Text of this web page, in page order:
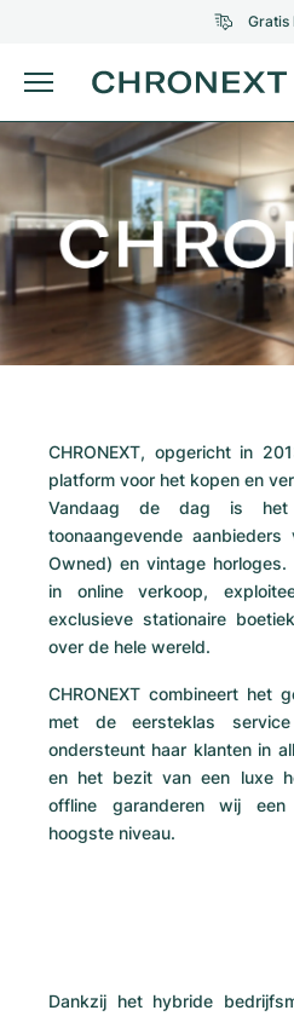
Gratis
Menu
Horloge kopen
GESELECTEERDE MERKEN
Alle Rolex modellen
Air-King
Cellini
Datejust
Datejust II
Day-Date
GMT-Master
Omega
Seamaster
De Ville
Constellation
Speedmaster
Alle Patek Philippe modellen
Top modellen
Aquanaut
Grand Complications
Calatrava
Golden Ellipse
Alle Audemars Piguet modellen
Top modellen
Royal Oak Offshore
Jules Audemars
Millenary
Alle Cartier modellen
Top modellen
Santos
Ballon Bleu
Calibre
Breitling
Alle Breitling modellen
Top modellen
Navitimer
Superocean
Avenger
Tudor
Alle Tudor modellen
Top modellen
Black Bay
Dameshorloges
TAG Heuer
Alle TAG Heuer modellen
Top modellen
Monaco
IWC
Alle IWC modellen
Pilot's Watch
Hublot
Big Bang
Categorieën
Alle luxe merken
Herenhorloges
Horloges tweedehands
Horloge verkopen
Juwelen
GESELECTEERDE MERKEN
Tiffany
Van Cleef & Arpels
Bvlgari
Alle armbanden
Sale
CHRONEXT, opgericht in
platform voor het kopen en
Vandaag de dag is
toonaangevende
Owned) en vintage
in online verkoop,
exclusieve stationaire
over de hele wereld.
CHRONEXT combineert het
met de eersteklas
ondersteunt haar klanten in
en het bezit van een luxe
offline garanderen wij
hoogste niveau.
Dankzij het hybride